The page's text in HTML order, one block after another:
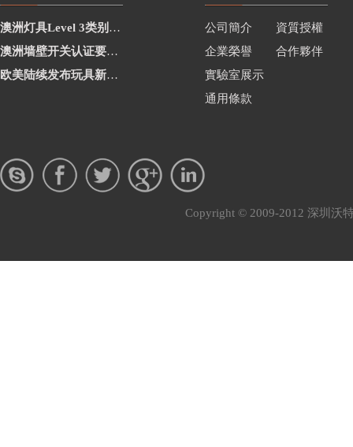
澳洲灯具Level 3类别新增2项
澳洲墙壁开关认证要求修订
欧美陆续发布玩具新要求
公司簡介
資質授權
企業榮譽
合作夥伴
實驗室展示
通用條款
Copyright © 2009-2012 深圳沃